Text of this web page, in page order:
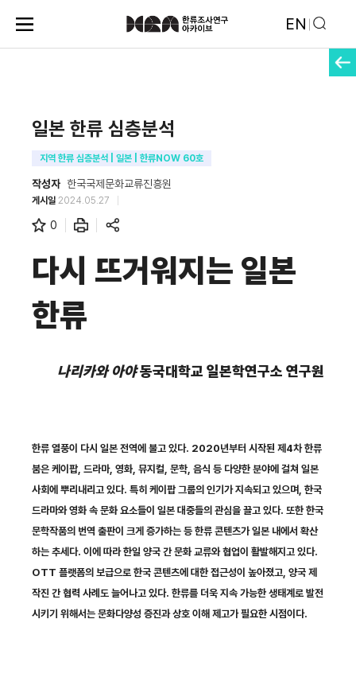
EN
일본 한류 심층분석
지역 한류 심층분석 | 일본 | 한류NOW 60호
작성자 한국국제문화교류진흥원
게시일 2024.05.27
0
다시 뜨거워지는 일본
한류
나리카와 아야동국대학교 일본학연구소 연구원
한류 열풍이 다시 일본 전역에 불고 있다. 2020년부터 시작된 제4차 한류
붐은 케이팝, 드라마, 영화, 뮤지컬, 문학, 음식 등 다양한 분야에 걸쳐 일본
사회에 뿌리내리고 있다. 특히 케이팝 그룹의 인기가 지속되고 있으며, 한국
드라마와 영화 속 문화 요소들이 일본 대중들의 관심을 끌고 있다. 또한 한국
문학작품의 번역 출판이 크게 증가하는 등 한류 콘텐츠가 일본 내에서 확산
하는 추세다. 이에 따라 한일 양국 간 문화 교류와 협업이 활발해지고 있다.
OTT 플랫폼의 보급으로 한국 콘텐츠에 대한 접근성이 높아졌고, 양국 제
작진 간 협력 사례도 늘어나고 있다. 한류를 더욱 지속 가능한 생태계로 발전
시키기 위해서는 문화다양성 증진과 상호 이해 제고가 필요한 시점이다.